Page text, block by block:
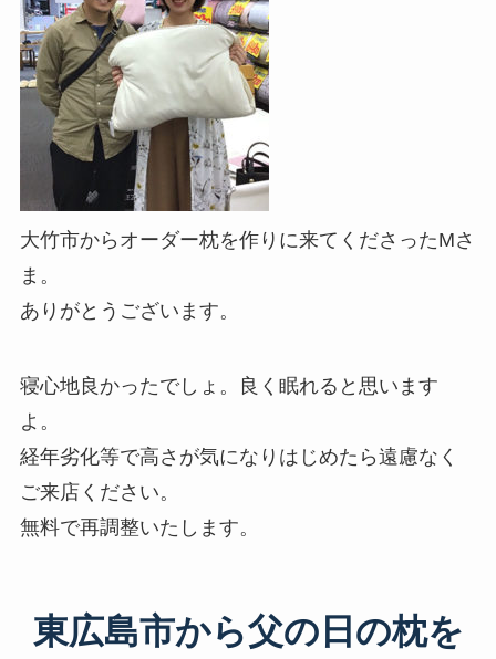
大竹市からオーダー枕を作りに来てくださったMさ
ま。
ありがとうございます。
寝心地良かったでしょ。良く眠れると思います
よ。
経年劣化等で高さが気になりはじめたら遠慮なく
ご来店ください。
無料で再調整いたします。
東広島市から父の日の枕を